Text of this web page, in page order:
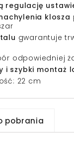
regulację
klosza
gwarantuje
odpowiedniej
i szybki montaż
22 cm
pobrania